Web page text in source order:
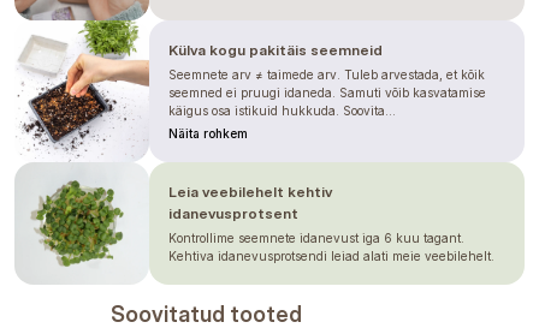
Külva kogu pakitäis seemneid
Seemnete arv ≠ taimede arv. Tuleb arvestada, et kõik
seemned ei pruugi idaneda. Samuti võib kasvatamise
käigus osa istikuid hukkuda. Soovita...
Näita rohkem
Leia veebilehelt kehtiv
idanevusprotsent
Kontrollime seemnete idanevust iga 6 kuu tagant.
Kehtiva idanevusprotsendi leiad alati meie veebilehelt.
Soovitatud tooted